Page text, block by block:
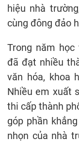
hiệu nhà
cùng đông đảo
Trong năm
đã đạt nhiều
văn hóa, khoa
Nhiều em xuất
thi cấp thành
góp phần
nhọn của nhà